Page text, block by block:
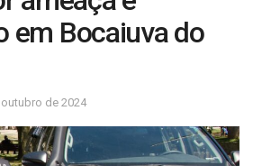
em Bocaiuva do
de 2024